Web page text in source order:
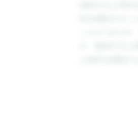
登録すると回
答を閲覧する
ことができま
す。登録する
と回答を閲覧す